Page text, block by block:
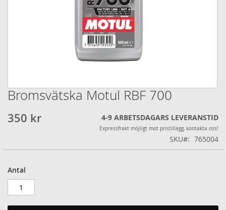
Bromsvätska Motul RBF 700
350 kr 4-9 ARBETSDAGARS LEVERANSTID
Expressfrakt möjligt mot pristillägg, kontakta oss!
SKU 765004
Antal
Hoppa
till
början
av